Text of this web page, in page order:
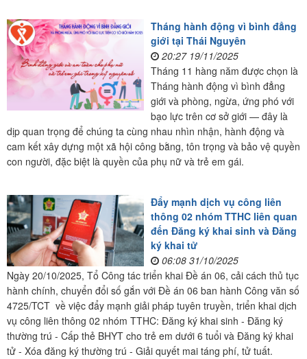
Tháng hành động vì bình đẳng
giới tại Thái Nguyên
20:27 19/11/2025
Tháng 11 hàng năm được chọn là
Tháng hành động vì bình đẳng
giới và phòng, ngừa, ứng phó với
bạo lực trên cơ sở giới — đây là
dịp quan trọng để chúng ta cùng nhau nhìn nhận, hành động và
cam kết xây dựng một xã hội công bằng, tôn trọng và bảo vệ quyền
con người, đặc biệt là quyền của phụ nữ và trẻ em gái.
Đẩy mạnh dịch vụ công liên
thông 02 nhóm TTHC liên quan
đến Đăng ký khai sinh và Đăng
ký khai tử
06:08 31/10/2025
Ngày 20/10/2025, Tổ Công tác triển khai Đề án 06, cải cách thủ tục
hành chính, chuyển đổi số gắn với Đề án 06 ban hành Công văn số
4725/TCT về việc đẩy mạnh giải pháp tuyên truyền, triển khai dịch
vụ công liên thông 02 nhóm TTHC: Đăng ký khai sinh - Đăng ký
thường trú - Cấp thẻ BHYT cho trẻ em dưới 6 tuổi và Đăng ký khai
tử - Xóa đăng ký thường trú - Giải quyết mai táng phí, tử tuất.